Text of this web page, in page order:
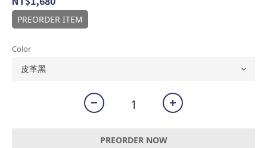
PREORDER ITEM
Color
PREORDER NOW